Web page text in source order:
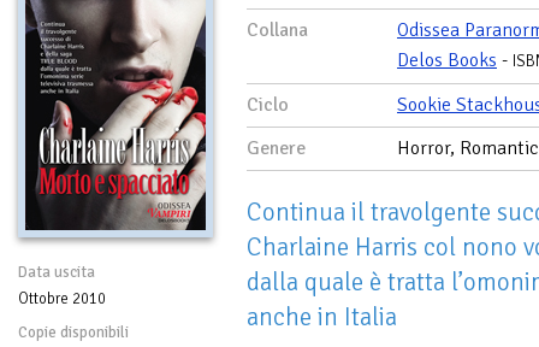
Data uscita
Ottobre 2010
Copie disponibili
Collana
Odissea
Delos Books -
Ciclo
Sookie
Genere
Horror,
Continua il travolgente
Charlaine Harris col nono
dalla quale è tratta
anche in Italia